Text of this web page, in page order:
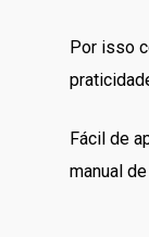
Por isso
Fácil de
manual